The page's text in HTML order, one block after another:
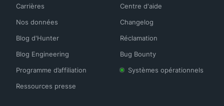
Carrières
Nos données
Blog d'Hunter
Blog Engineering
Programme d’affiliation
Ressources presse
Centre d'aide
Changelog
Réclamation
Bug Bounty
Systèmes opérationnels